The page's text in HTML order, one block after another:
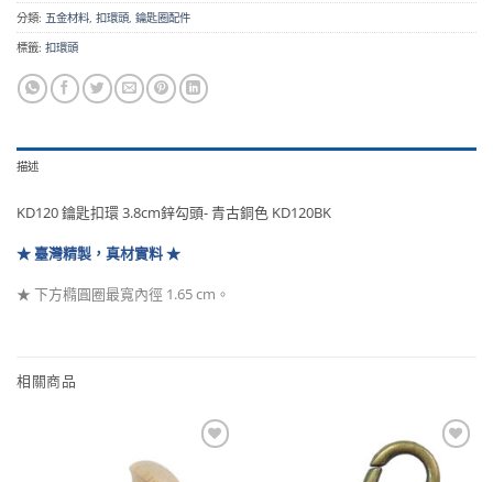
分類: 五金材料, 扣環頭, 鑰匙圈配件
標籤: 扣環頭
描述
KD120 鑰匙扣環 3.8cm鋅勾頭- 青古銅色 KD120BK
★ 臺灣精製，真材實料 ★
★ 下方橢圓圈最寬內徑 1.65 cm。
相關商品
Add to
wishlist